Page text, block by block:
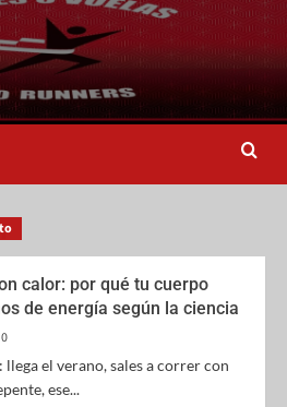
calor: por qué tu cuerpo
de energía según la ciencia
0
llega el verano, sales a correr con
ese...